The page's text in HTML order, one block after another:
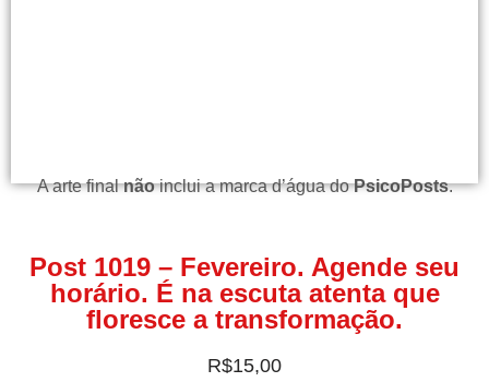
A arte finalnãoinclui a marca d’água doPsicoPosts.
Post 1019 – Fevereiro. Agende seu
horário. É na escuta atenta que
floresce a transformação.
R$15,00